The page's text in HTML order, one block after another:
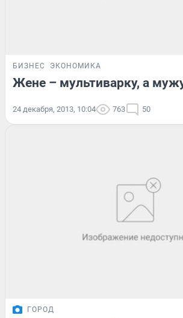
БИЗНЕС ЭКОНОМИКА
Жене – мультиварку, а
24 декабря, 2013, 10:04 763 50
ГОРОД